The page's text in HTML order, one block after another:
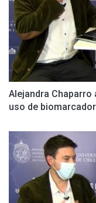
Alejandra
uso de